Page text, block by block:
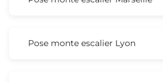
Pose monte escalier Lyon